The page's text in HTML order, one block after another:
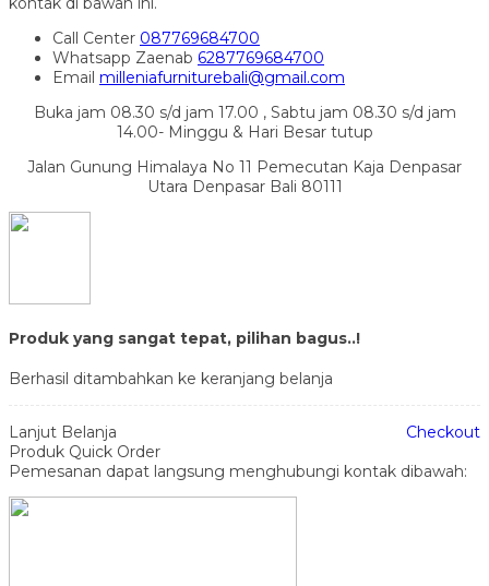
Call Center 087769684700
Whatsapp Zaenab 6287769684700
Email milleniafurniturebali@gmail.com
Buka jam 08.30 s/d jam 17.00 , Sabtu jam 08.30 s/d jam
14.00- Minggu & Hari Besar tutup
Jalan Gunung Himalaya No 11 Pemecutan Kaja Denpasar
Utara Denpasar Bali 80111
Produk yang sangat tepat, pilihan bagus..!
Berhasil ditambahkan ke keranjang belanja
Lanjut Belanja
Checkout
Produk Quick Order
Pemesanan dapat langsung menghubungi kontak dibawah: